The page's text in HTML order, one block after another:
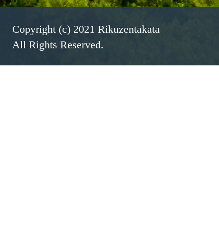
Copyright (c) 2021 Rikuzentakata
All Rights Reserved.